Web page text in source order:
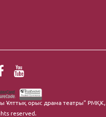
Ұлттық орыс драма театры" РМҚК,
reserved.